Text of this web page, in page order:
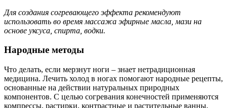
Для создания согревающего эффекта рекомендуют
использовать во время массажа эфирные масла, мази на
основе уксуса, спирта, водки.
Народные методы
Что делать, если мерзнут ноги – знает нетрадиционная
медицина. Лечить холод в ногах помогают народные рецепты,
основанные на действии натуральных природных
компонентов. С целью согревания конечностей применяются
компрессы, растирки, контрастные и растительные ванны.